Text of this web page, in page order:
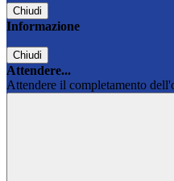
Chiudi
Informazione
Chiudi
Attendere...
Attendere il completamento